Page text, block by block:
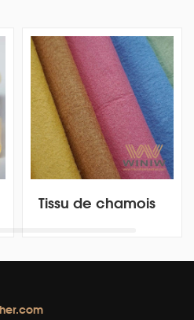
Tissu de chamois
automobile,